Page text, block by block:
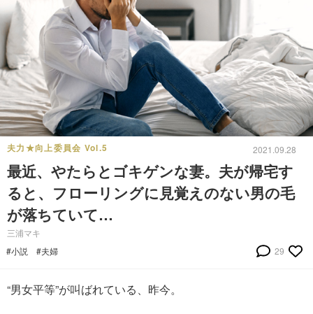
夫力★向上委員会 Vol.5 2021.09.28
最近、やたらとゴキゲンな妻。夫が帰宅す
ると、フローリングに見覚えのない男の毛
が落ちていて…
三浦マキ
#小説
#夫婦 29
“男女平等”が叫ばれている、昨今。